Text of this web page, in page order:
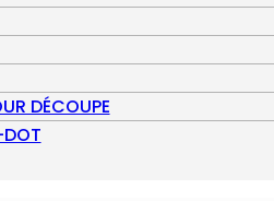
DÉCOUPE
DOT